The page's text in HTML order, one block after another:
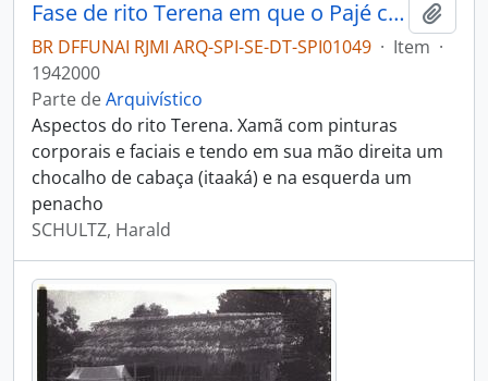
Fase de rito Terena em que o Pajé canta e invoca os espíritos
BR DFFUNAI RJMI ARQ-SPI-SE-DT-SPI01049 · Item ·
1942000
Parte deArquivístico
Aspectos do rito Terena. Xamã com pinturas
corporais e faciais e tendo em sua mão direita um
chocalho de cabaça (itaaká) e na esquerda um
penacho
SCHULTZ, Harald